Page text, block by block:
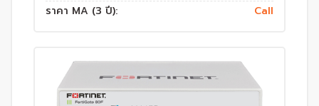
ราคา MA (3 ปี):
Call